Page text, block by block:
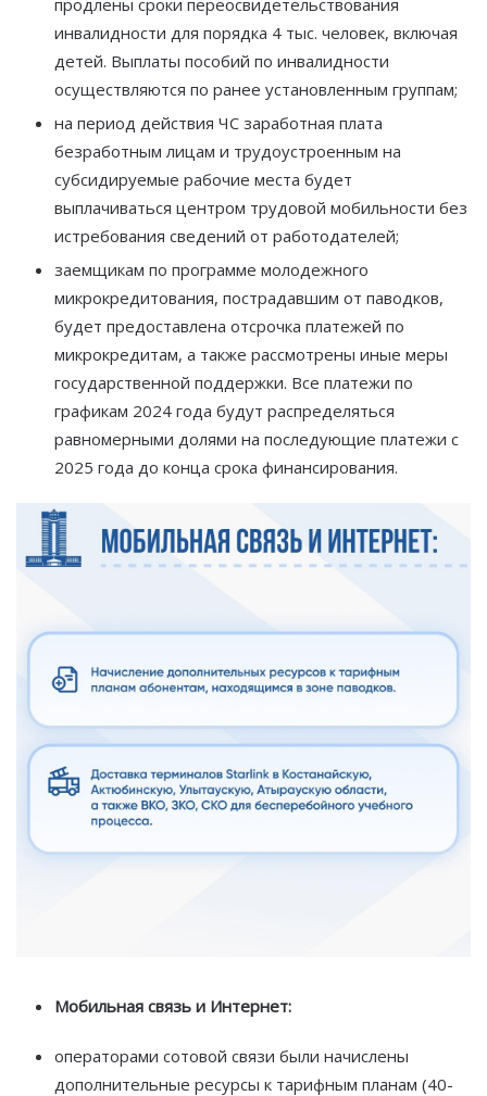
инвалидности для порядка 4 тыс. человек, включая
детей. Выплаты пособий по инвалидности
осуществляются по ранее установленным группам;
на период действия ЧС заработная плата
безработным лицам и трудоустроенным на
субсидируемые рабочие места будет
выплачиваться центром трудовой мобильности без
истребования сведений от работодателей;
заемщикам по программе молодежного
микрокредитования, пострадавшим от паводков,
будет предоставлена отсрочка платежей по
микрокредитам, а также рассмотрены иные меры
государственной поддержки. Все платежи по
графикам 2024 года будут распределяться
равномерными долями на последующие платежи с
2025 года до конца срока финансирования.
Мобильная связь и Интернет:
операторами сотовой связи были начислены
дополнительные ресурсы к тарифным планам (40-